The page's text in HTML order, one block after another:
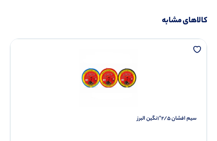
کالاهای مشابه
سیم افشان 2/5*1نگین البرز